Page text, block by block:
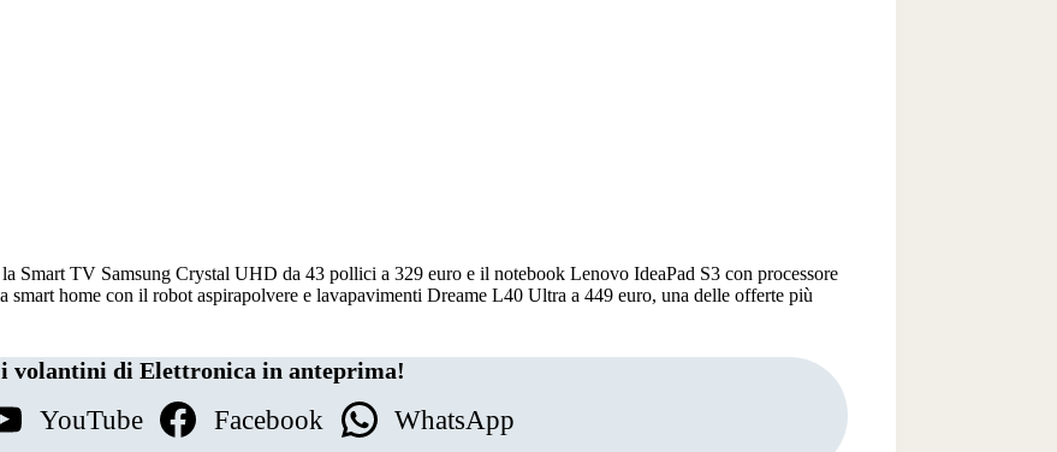
Smart TV Samsung Crystal UHD da 43 pollici a 329 euro e il notebook Lenovo IdeaPad S3 con processore
smart home con il robot aspirapolvere e lavapavimenti Dreame L40 Ultra a 449 euro, una delle offerte più
volantini di Elettronica in anteprima!
YouTube Facebook WhatsApp